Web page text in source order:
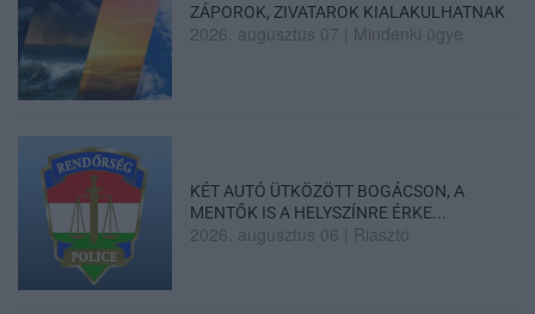
ZÁPOROK, ZIVATAROK KIALAKULHATNAK
2026. augusztus 07 Mindenki ügye
KÉT AUTÓ ÜTKÖZÖTT BOGÁCSON, A
MENTŐK IS A HELYSZÍNRE ÉRKE...
2026. augusztus 06 Riasztó